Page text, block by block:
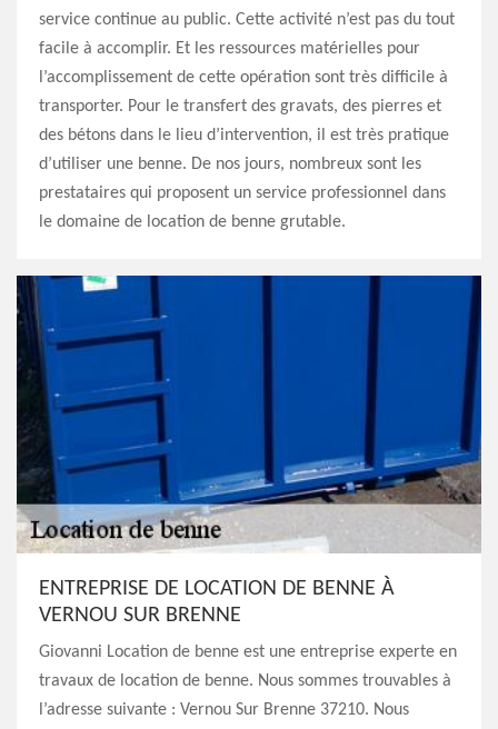
service continue au public. Cette activité n’est pas du tout
facile à accomplir. Et les ressources matérielles pour
l’accomplissement de cette opération sont très difficile à
transporter. Pour le transfert des gravats, des pierres et
des bétons dans le lieu d’intervention, il est très pratique
d’utiliser une benne. De nos jours, nombreux sont les
prestataires qui proposent un service professionnel dans
le domaine de location de benne grutable.
ENTREPRISE DE LOCATION DE BENNE À
VERNOU SUR BRENNE
Giovanni Location de benne est une entreprise experte en
travaux de location de benne. Nous sommes trouvables à
l’adresse suivante : Vernou Sur Brenne 37210. Nous